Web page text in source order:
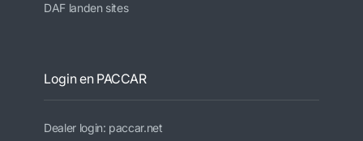
DAF landen sites
Login en PACCAR
Dealer login: paccar.net